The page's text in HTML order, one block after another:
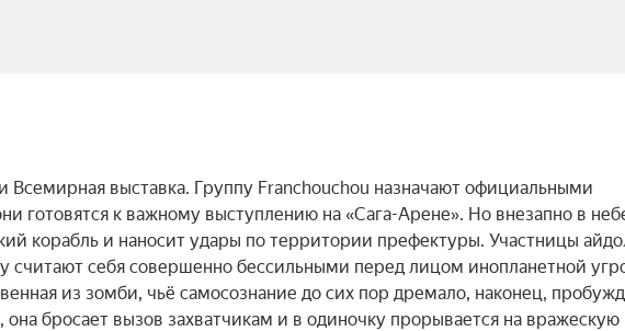
Всемирная выставка. Группу Franchouchou назначают официальными
готовятся к важному выступлению на «Сага-Арене». Но внезапно в
корабль и наносит удары по территории префектуры. Участницы
считают себя совершенно бессильными перед лицом инопланетной
из зомби, чьё самосознание до сих пор дремало, наконец,
бросает вызов захватчикам и в одиночку прорывается на вражескую